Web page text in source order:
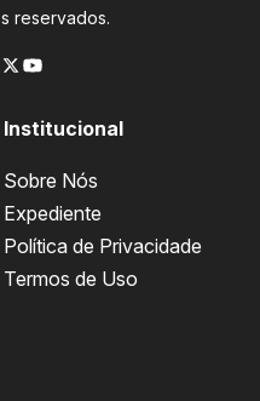
reservados.
Institucional
Sobre Nós
Expediente
Política de Privacidade
Termos de Uso